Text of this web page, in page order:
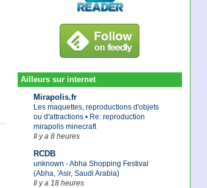
Ailleurs sur internet
Mirapolis.fr
Les maquettes, reproductions d'objets
ou d'attractions • Re: reproduction
mirapolis minecraft
Il y a 8 heures
RCDB
unknown - Abha Shopping Festival
(Abha, 'Asir, Saudi Arabia)
Il y a 18 heures